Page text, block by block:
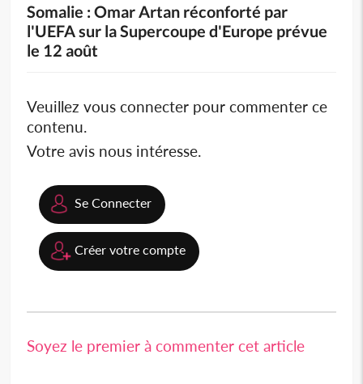
Somalie : Omar Artan réconforté par
l'UEFA sur la Supercoupe d'Europe prévue
le 12 août
Veuillez vous connecter pour commenter ce
contenu.
Votre avis nous intéresse.
Se Connecter
Créer votre compte
Soyez le premier à commenter cet article